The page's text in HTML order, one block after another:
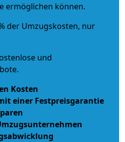
ermöglichen können.
der Umzugskosten, nur
und
Kosten
einer Festpreisgarantie